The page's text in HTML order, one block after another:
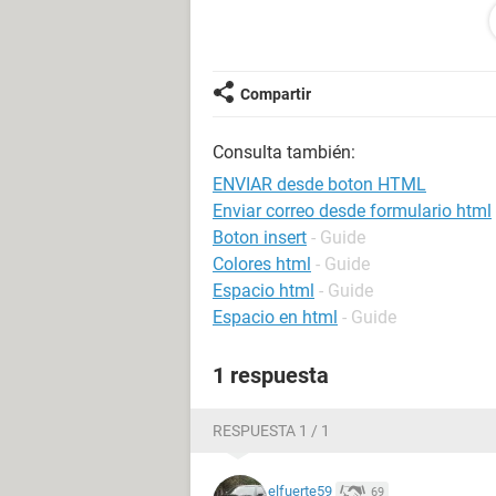
class="input" ></div></div></div>
<div class="wrapper"><span>E-
<div
name="textarea" cols="1"
<a href="#" class="link1"
<a href="#" class="link1"
</div>
</form>
que deberia hacer?¿
Compartir
Consulta también:
ENVIAR desde boton HTML
Enviar correo desde formulario html
Boton insert - Guide
Colores html - Guide
Espacio html - Guide
Espacio en html - Guide
1 respuesta
RESPUESTA 1 / 1
elfuerte59 69